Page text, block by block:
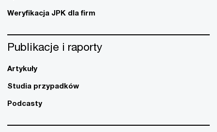
Weryfikacja JPK dla firm
Publikacje i raporty
Artykuły
Studia przypadków
Podcasty